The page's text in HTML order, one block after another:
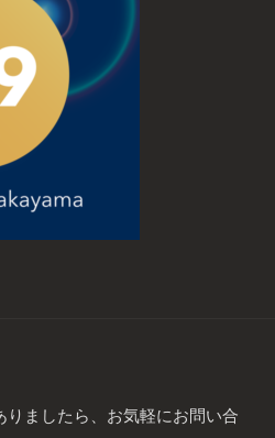
ましたら、お気軽にお問い合